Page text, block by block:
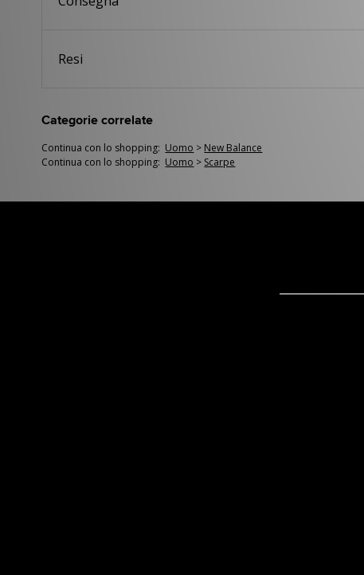
Resi
Categorie correlate
Continua con lo shopping: Uomo > New Balance
Continua con lo shopping: Uomo > Scarpe